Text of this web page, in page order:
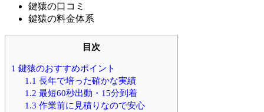
鍵猿の口コミ
鍵猿の料金体系
目次
1 鍵猿のおすすめポイント
1.1 長年で培った確かな実績
1.2 最短60秒出動・15分到着
1.3 作業前に見積りなので安心